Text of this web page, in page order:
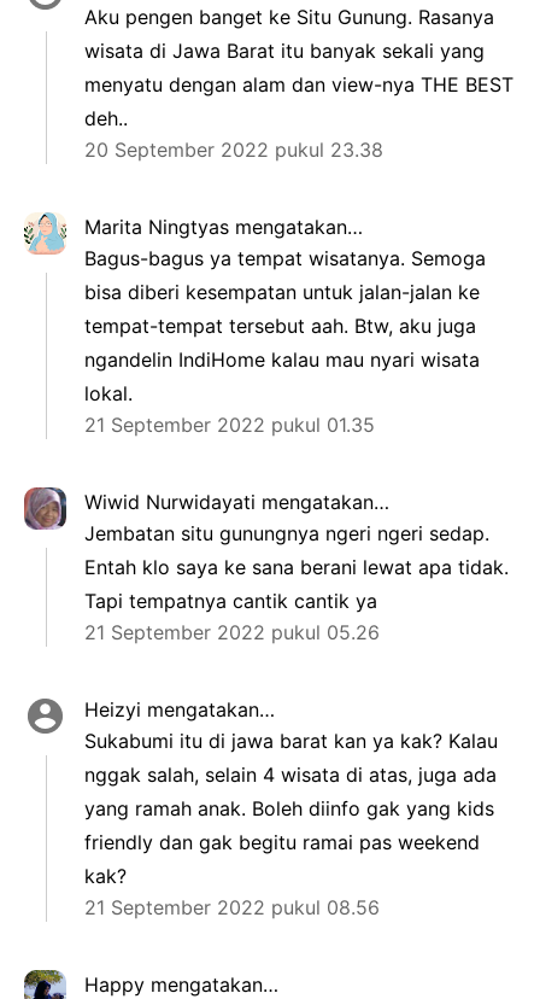
Aku pengen banget ke Situ Gunung. Rasanya
wisata di Jawa Barat itu banyak sekali yang
menyatu dengan alam dan view-nya THE BEST
deh..
20 September 2022 pukul 23.38
Marita Ningtyas mengatakan…
Bagus-bagus ya tempat wisatanya. Semoga
bisa diberi kesempatan untuk jalan-jalan ke
tempat-tempat tersebut aah. Btw, aku juga
ngandelin IndiHome kalau mau nyari wisata
lokal.
21 September 2022 pukul 01.35
Wiwid Nurwidayati mengatakan…
Jembatan situ gunungnya ngeri ngeri sedap.
Entah klo saya ke sana berani lewat apa tidak.
Tapi tempatnya cantik cantik ya
21 September 2022 pukul 05.26
Heizyi mengatakan…
Sukabumi itu di jawa barat kan ya kak? Kalau
nggak salah, selain 4 wisata di atas, juga ada
yang ramah anak. Boleh diinfo gak yang kids
friendly dan gak begitu ramai pas weekend
kak?
21 September 2022 pukul 08.56
Happy mengatakan…